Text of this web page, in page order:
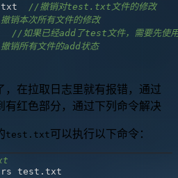
txt
//撤销对test.txt文件的修改
销本次所有文件的修改
//如果已经add了test文件，需要先使
销所有文件的add状态
，在拉取日志里就有报错，通过
有红色部分，通过下列命令解决
test.txt可以执行以下命令：
test .